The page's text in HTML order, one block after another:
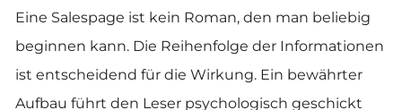
Eine Salespage ist kein Roman, den man beliebig
beginnen kann. Die Reihenfolge der Informationen
ist entscheidend für die Wirkung. Ein bewährter
Aufbau führt den Leser psychologisch geschickt